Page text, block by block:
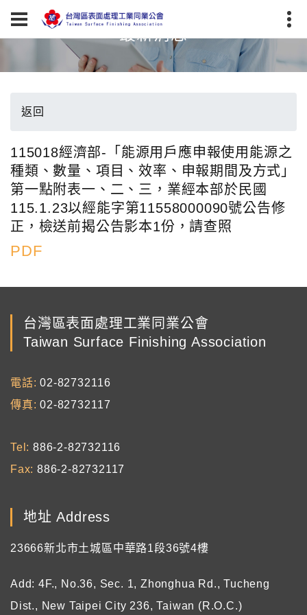
最新消息
返回
115018經濟部-「能源用戶應申報使用能源之
種類、數量、項目、效率、申報期間及方式」
第一點附表一、二、三，業經本部於民國
115.1.23以經能字第11558000090號公告修
正，檢送前揭公告影本1份，請查照
PDF
台灣區表面處理工業同業公會
Taiwan Surface Finishing Association
電話
02-82732116
傳真
02-82732117
Tel
886-2-82732116
Fax 886-2-82732117
地址 Address
23666新北市土城區中華路1段36號4樓
Add: 4F., No.36, Sec. 1, Zhonghua Rd., Tucheng
Dist., New Taipei City 236, Taiwan (R.O.C.)